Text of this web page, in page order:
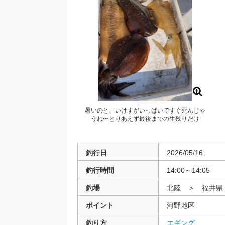
暑いのと、いけすがいっぱいですぐ死んじゃ
うね〜とりあえず最後までの生残りだけ
釣行日 2026/05/16
釣行時間 14:00～14:05
釣場 北陸 ＞ 福井
ポイント 河野地区
釣り方 エギング